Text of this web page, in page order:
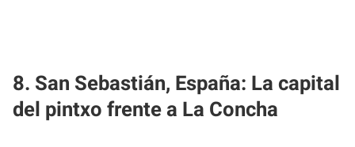
8. San Sebastián, España: La capital
del pintxo frente a La Concha